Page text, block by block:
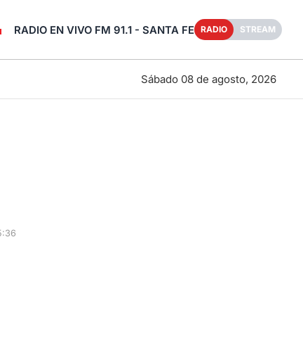
RADIO EN VIVO FM 91.1 - SANTA FE RADIO STREAM
Sábado 08 de agosto, 2026